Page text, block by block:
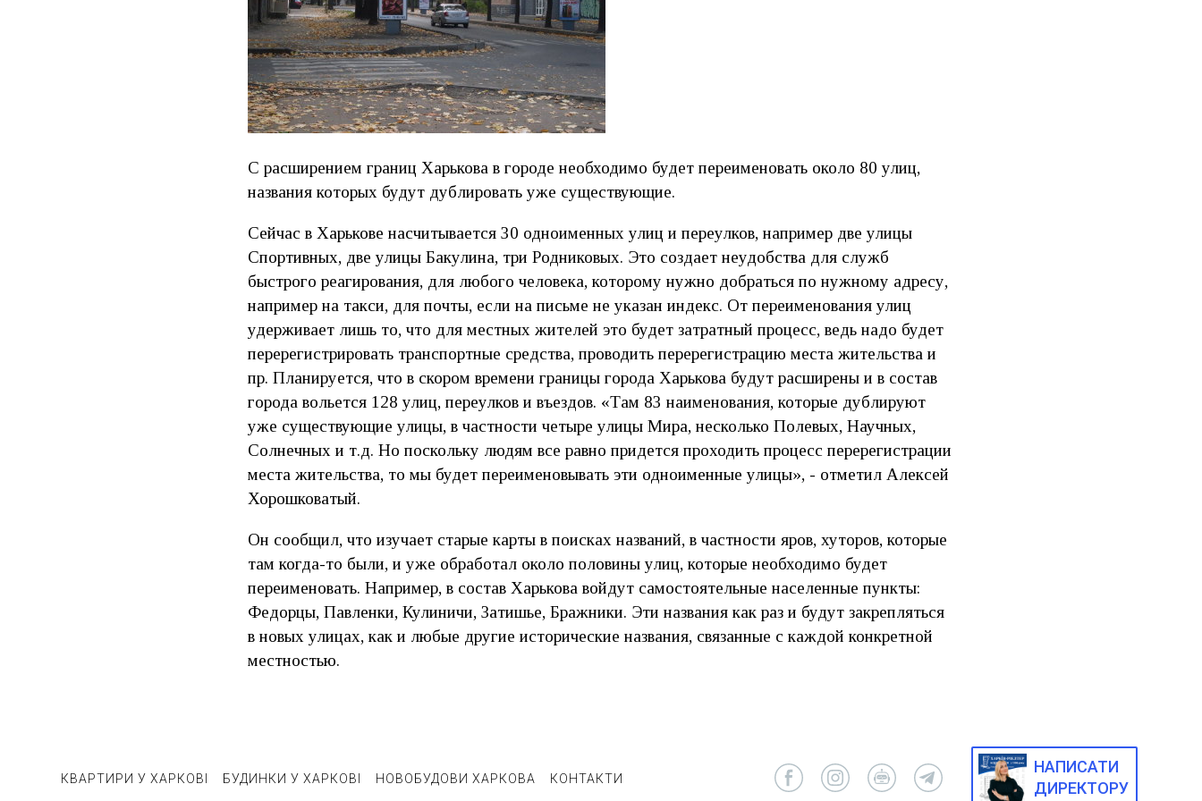
С расширением границ Харькова в городе необходимо будет переименовать около 80 улиц,
названия которых будут дублировать уже существующие.
Сейчас в Харькове насчитывается 30 одноименных улиц и переулков, например две улицы
Спортивных, две улицы Бакулина, три Родниковых. Это создает неудобства для служб
быстрого реагирования, для любого человека, которому нужно добраться по нужному адресу,
например на такси, для почты, если на письме не указан индекс. От переименования улиц
удерживает лишь то, что для местных жителей это будет затратный процесс, ведь надо будет
перерегистрировать транспортные средства, проводить перерегистрацию места жительства и
пр. Планируется, что в скором времени границы города Харькова будут расширены и в состав
города вольется 128 улиц, переулков и въездов. «Там 83 наименования, которые дублируют
уже существующие улицы, в частности четыре улицы Мира, несколько Полевых, Научных,
Солнечных и т.д. Но поскольку людям все равно придется проходить процесс перерегистрации
места жительства, то мы будет переименовывать эти одноименные улицы», - отметил Алексей
Хорошковатый.
Он сообщил, что изучает старые карты в поисках названий, в частности яров, хуторов, которые
там когда-то были, и уже обработал около половины улиц, которые необходимо будет
переименовать. Например, в состав Харькова войдут самостоятельные населенные пункты:
Федорцы, Павленки, Кулиничи, Затишье, Бражники. Эти названия как раз и будут закрепляться
в новых улицах, как и любые другие исторические названия, связанные с каждой конкретной
местностью.
КВАРТИРИ У ХАРКОВІ БУДИНКИ У ХАРКОВІ НОВОБУДОВИ ХАРКОВА КОНТАКТИ
НАПИСАТИ
ДИРЕКТОРУ